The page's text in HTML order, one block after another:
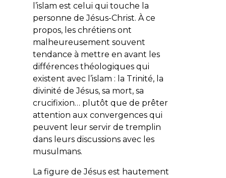
l’islam est celui qui touche la
personne de Jésus-Christ. À ce
propos, les chrétiens ont
malheureusement souvent
tendance à mettre en avant les
différences théologiques qui
existent avec l’islam : la Trinité, la
divinité de Jésus, sa mort, sa
crucifixion… plutôt que de prêter
attention aux convergences qui
peuvent leur servir de tremplin
dans leurs discussions avec les
musulmans.
La figure de Jésus est hautement